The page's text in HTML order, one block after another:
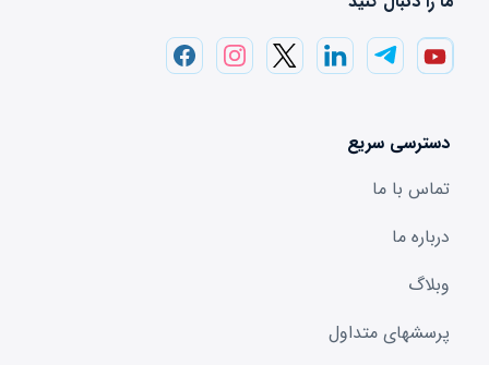
دسترسی سریع
تماس با ما
درباره ما
وبلاگ
پرسشهای متداول